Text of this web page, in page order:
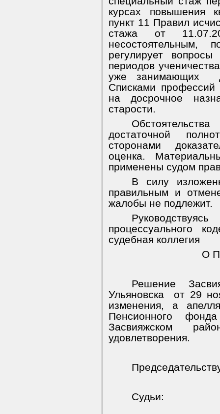
курсах повышения
пункт 11 Правил
стажа от
несостоятельным,
регулирует
периодов
уже занимающих
Списками
на досрочное
старости.
достаточной
сторонами
оценка.
применены судом
В силу
правильным и
жалобы не подлежит.
процессуального
судебная коллегия
О
Решение
Ульяновска
от 29
изменения, а
Пенсионного
Засвияжском
удовлетворения.
Судьи: